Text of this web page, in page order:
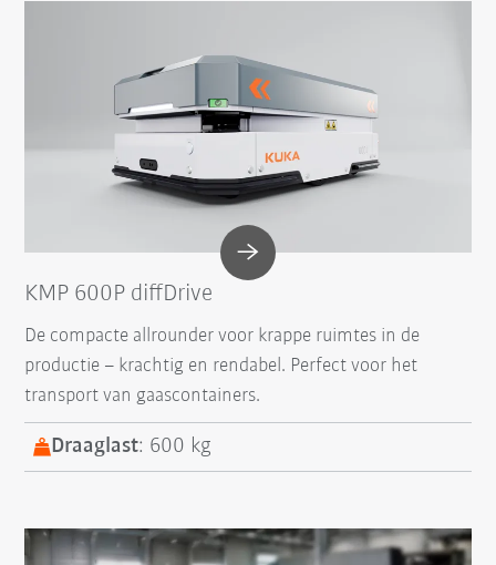
KMP 600P diffDrive
De compacte allrounder voor krappe ruimtes in de
productie – krachtig en rendabel. Perfect voor het
transport van gaascontainers.
Draaglast: 600 kg